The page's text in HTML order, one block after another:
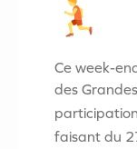
Ce week-
des
faisant du